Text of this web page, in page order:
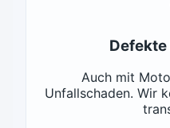
Auch mit
Unfallschaden. Wir